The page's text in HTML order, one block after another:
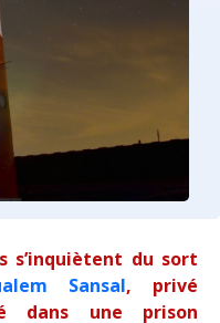
s’inquiètent du sort
Sansal, privé
dans une prison